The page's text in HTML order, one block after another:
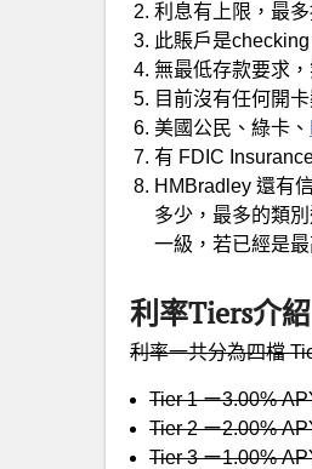
利息有上限，最
此賬戶是
無最低存款要求，
目前沒有任何開卡
美國公民、綠卡、
有 FDIC
HMBradley 還有
多少，最多的類
一級，若已經是
利率Tiers介紹
利率一共分為四檔
Tier 1 ー3.00%
Tier 2 ー2.00%
Tier 3 ー1.00%